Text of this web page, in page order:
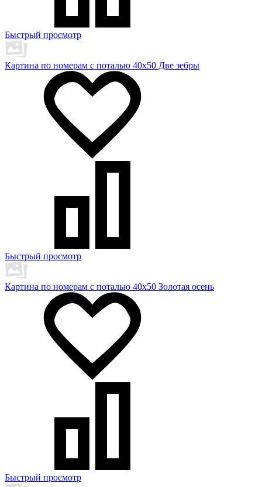
Быстрый просмотр
Картина по номерам с поталью 40х50 Две зебры
Быстрый просмотр
Картина по номерам с поталью 40х50 Золотая осень
Быстрый просмотр